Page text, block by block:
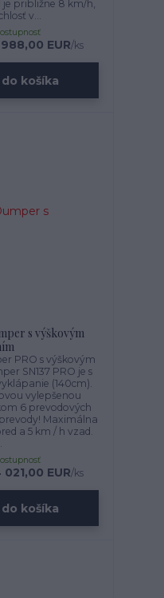
je približne 8 km/h,
v...
EUR/ks
košíka
s výškovým
PRO s výškovým
SN137 PRO je s
(140cm).
vylepšenou
6 prevodových
Maximálna
a 5 km / h vzad.
021,00 EUR/ks
košíka